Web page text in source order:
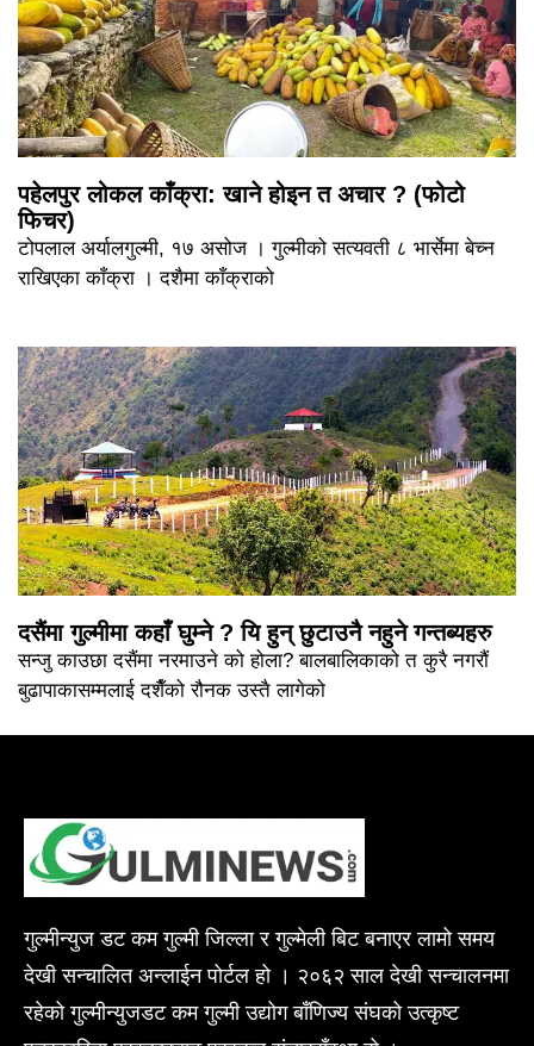
पहेलपुर लोकल काँक्रा: खाने होइन त अचार ? (फोटो
फिचर)
टोपलाल अर्यालगुल्मी, १७ असोज । गुल्मीको सत्यवती ८ भार्सेमा बेच्न
राखिएका काँक्रा । दशैमा काँक्राको
दसैंमा गुल्मीमा कहाँ घुम्ने ? यि हुन् छुटाउनै नहुने गन्तब्यहरु
सन्जु काउछा दसैंमा नरमाउने को होला? बालबालिकाको त कुरै नगरौं
बुढापाकासम्मलाई दशैँको रौनक उस्तै लागेको
गुल्मीन्युज डट कम गुल्मी जिल्ला र गुल्मेली बिट बनाएर लामो समय
देखी सन्चालित अन्लाईन पोर्टल हो । २०६२ साल देखी सन्चालनमा
रहेको गुल्मीन्युजडट कम गुल्मी उद्योग बाँणिज्य संघको उत्कृष्ट